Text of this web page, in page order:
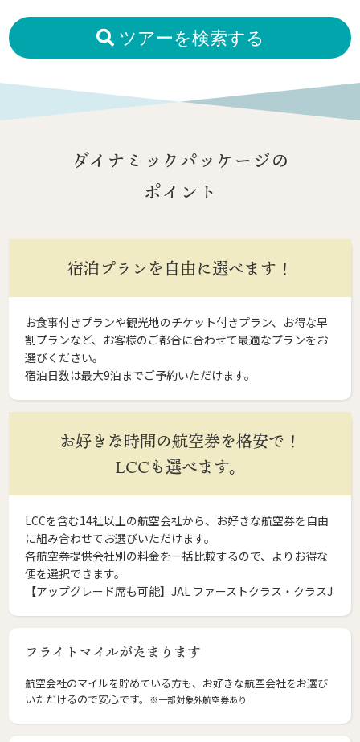
ツアーを検索する
ダイナミックパッケージの
ポイント
宿泊プランを自由に選べます！
お食事付きプランや観光地のチケット付きプラン、お得な早
割プランなど、お客様のご都合に合わせて最適なプランをお
選びください。
宿泊日数は最大9泊までご予約いただけます。
お好きな時間の航空券を格安で！
LCCも選べます。
LCCを含む14社以上の航空会社から、お好きな航空券を自由
に組み合わせてお選びいただけます。
各航空券提供会社別の料金を一括比較するので、よりお得な
便を選択できます。
【アップグレード席も可能】JAL ファーストクラス・クラスJ
フライトマイルがたまります
航空会社のマイルを貯めている方も、お好きな航空会社をお選び
いただけるので安心です。
※一部対象外航空券あり